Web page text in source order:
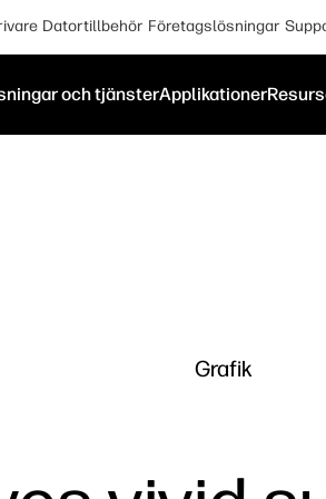
Datortillbehör Företagslösningar
och tjänsterApplikationer
Grafik